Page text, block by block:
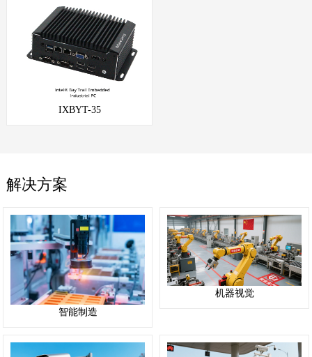
IXBYT-35
解决方案
智能制造
机器视觉